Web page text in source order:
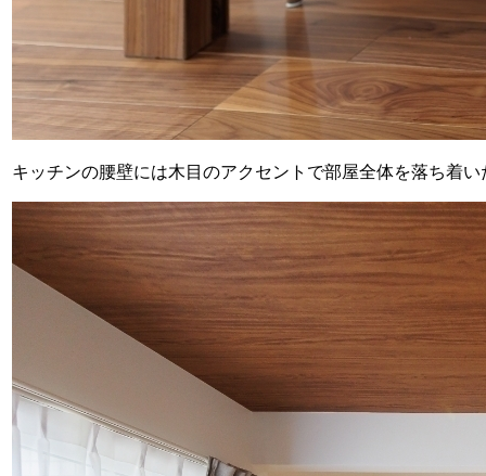
キッチンの腰壁には木目のアクセントで部屋全体を落ち着